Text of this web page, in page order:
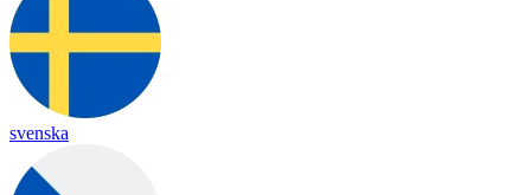
svenska